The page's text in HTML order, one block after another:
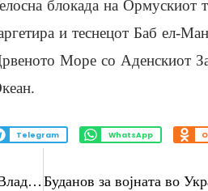
блокада на Ормускиот
и теснецот Баб ел-
Море со Аденскиот
Telegram WhatsApp
Во јуни нè очекува реконструкција на Владата, ќе разговараме со нашите коалициони партнери, кажа Мицкоски за оставката на Фетаи